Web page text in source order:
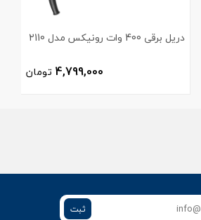
دریل برقی 400 وات رونیکس مدل 2110
4,799,000 تومان
ثبت